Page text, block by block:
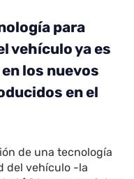
para
vehículo ya es
los nuevos
en el
de una tecnología
del vehículo -la